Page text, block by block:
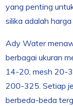
yang penting
silika adalah
Ady Water
berbagai ukuran
14-20, mesh 20-
200-325. Setiap
berbeda-beda